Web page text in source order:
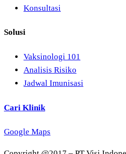
Konsultasi
Solusi
Vaksinologi 101
Analisis Risiko
Jadwal Imunisasi
Cari Klinik
Google Maps